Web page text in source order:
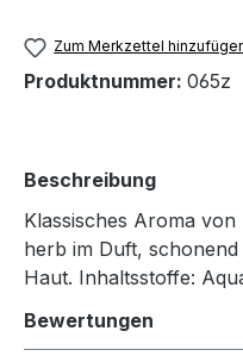
Zum Merkzettel
Produktnummer: 065z
Beschreibung
Klassisches Aroma
herb im Duft,
Haut. Inhaltsstoffe:
Bewertungen